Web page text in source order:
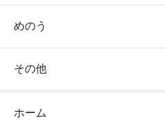
めのう
その他
ホーム